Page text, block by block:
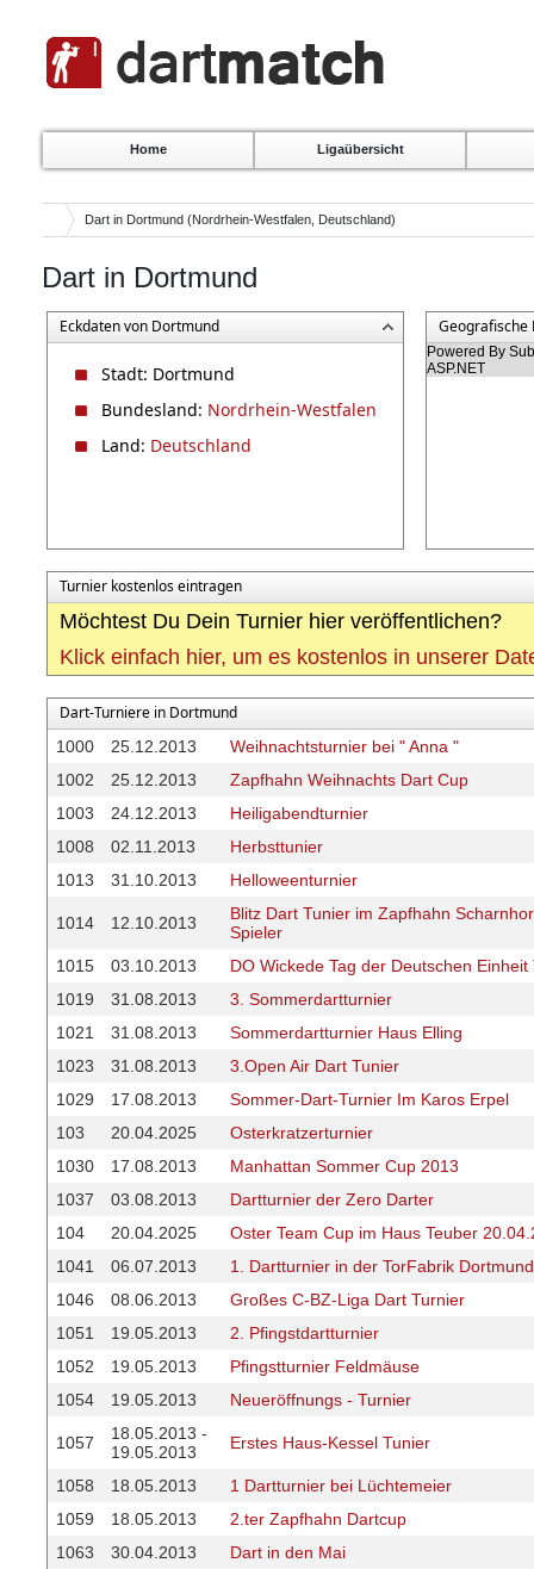
Home Ligaübersicht
Dart in Dortmund (Nordrhein-Westfalen, Deutschland)
Dart in Dortmund
Eckdaten von Dortmund
Stadt: Dortmund
Bundesland: Nordrhein-Westfalen
Land: Deutschland
Geografische
Powered By
ASP.NET
Turnier kostenlos eintragen
Möchtest Du Dein Turnier hier veröffentlichen?
Klick einfach hier, um es kostenlos in unserer
Dart-Turniere in Dortmund
1000 25.12.2013
Weihnachtsturnier bei " Anna "
1002
25.12.2013
Zapfhahn Weihnachts Dart Cup
1003
24.12.2013
Heiligabendturnier
1008
02.11.2013
Herbsttunier
1013
31.10.2013 Helloweenturnier
1014 12.10.2013
Blitz Dart Tunier im Zapfhahn
Spieler
1015
03.10.2013
DO Wickede Tag der Deutschen
1019
31.08.2013
3. Sommerdartturnier
1021
31.08.2013
Sommerdartturnier Haus Elling
1023
31.08.2013
3.Open Air Dart Tunier
1029
17.08.2013
Sommer-Dart-Turnier Im Karos Erpel
103
20.04.2025
Osterkratzerturnier
1030
17.08.2013
Manhattan Sommer Cup 2013
1037
03.08.2013
Dartturnier der Zero Darter
104
20.04.2025
Oster Team Cup im Haus Teuber
1041
06.07.2013
1. Dartturnier in der TorFabrik Dortmund
1046
08.06.2013
Großes C-BZ-Liga Dart Turnier
1051
19.05.2013
2. Pfingstdartturnier
1052
19.05.2013
Pfingstturnier Feldmäuse
1054
19.05.2013 Neueröffnungs - Turnier
1057
18.05.2013 -
19.05.2013
Erstes Haus-Kessel Tunier
1058 18.05.2013
1 Dartturnier bei Lüchtemeier
1059
18.05.2013
2.ter Zapfhahn Dartcup
1063
30.04.2013
Dart in den Mai